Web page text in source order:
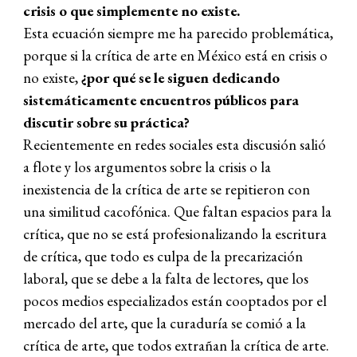
crisis o que simplemente no existe.
Esta ecuación siempre me ha parecido problemática,
porque si la crítica de arte en México está en crisis o
no existe,¿por qué se le siguen dedicando
sistemáticamente encuentros públicos para
discutir sobre su práctica?
Recientemente en redes sociales esta discusión salió
a flote y los argumentos sobre la crisis o la
inexistencia de la crítica de arte se repitieron con
una similitud cacofónica. Que faltan espacios para la
crítica, que no se está profesionalizando la escritura
de crítica, que todo es culpa de la precarización
laboral, que se debe a la falta de lectores, que los
pocos medios especializados están cooptados por el
mercado del arte, que la curaduría se comió a la
crítica de arte, que todos extrañan la crítica de arte.